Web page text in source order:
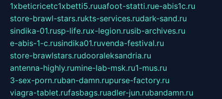
1xbeticricetc1xbetti5.ruuafoot-statti.rue-abis1c.ru
store-brawl-stars.rukts-services.rudark-sand.ru
sindika-01.rusp-life.rux-legion.rusib-archives.ru
e-abis-1-c.rusindika01.ruvenda-festival.ru
store-brawlstars.rudooraleksandria.ru
antenna-highly.rumine-lab-msk.ru1-mus.ru
3-sex-porn.ruban-damn.rupurse-factory.ru
viagra-tablet.rufasbags.ruadler-jun.rubandamn.ru